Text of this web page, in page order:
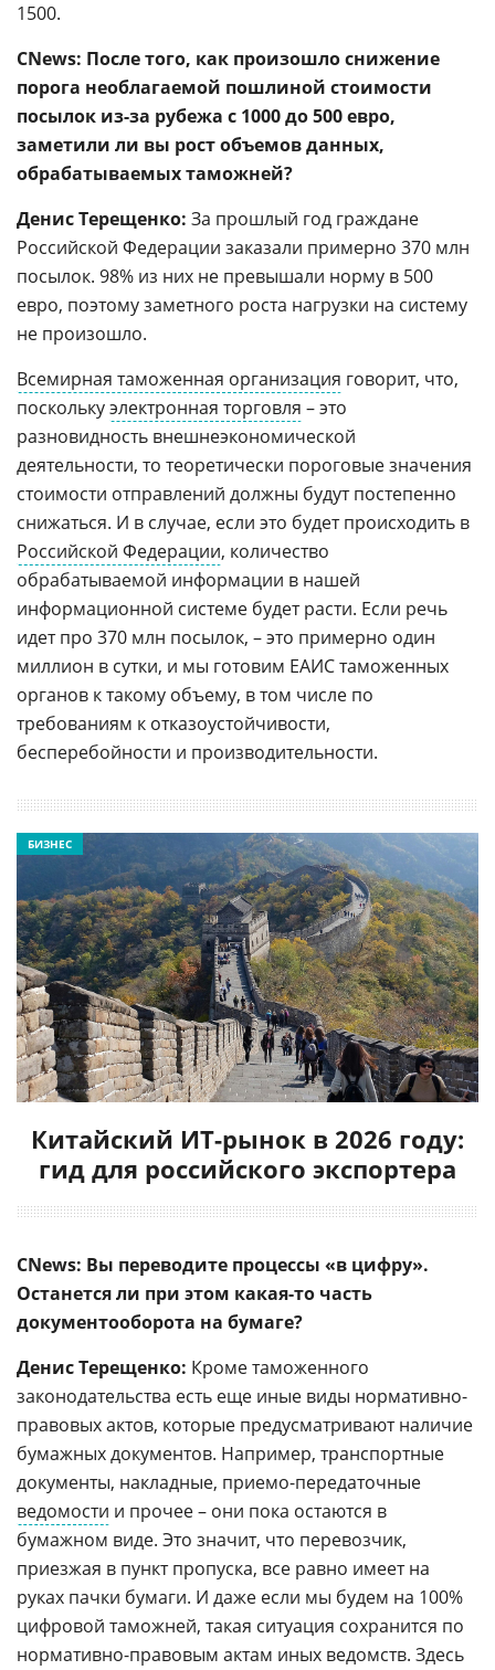
1500.
CNews: После того, как произошло снижение
порога необлагаемой пошлиной стоимости
посылок из-за рубежа с 1000 до 500 евро,
заметили ли вы рост объемов данных,
обрабатываемых таможней?
Денис Терещенко: За прошлый год граждане
Российской Федерации заказали примерно 370 млн
посылок. 98% из них не превышали норму в 500
евро, поэтому заметного роста нагрузки на систему
не произошло.
Всемирная таможенная организация говорит, что,
посколькуэлектронная торговля – это
разновидность внешнеэкономической
деятельности, то теоретически пороговые значения
стоимости отправлений должны будут постепенно
снижаться. И в случае, если это будет происходить в
Российской Федерации, количество
обрабатываемой информации в нашей
информационной системе будет расти. Если речь
идет про 370 млн посылок, – это примерно один
миллион в сутки, и мы готовим ЕАИС таможенных
органов к такому объему, в том числе по
требованиям к отказоустойчивости,
бесперебойности и производительности.
Китайский ИТ-рынок в 2026 году:
гид для российского экспортера
БИЗНЕС
CNews: Вы переводите процессы «в цифру».
Останется ли при этом какая-то часть
документооборота на бумаге?
Денис Терещенко: Кроме таможенного
законодательства есть еще иные виды нормативно-
правовых актов, которые предусматривают наличие
бумажных документов. Например, транспортные
документы, накладные, приемо-передаточные
ведомости и прочее – они пока остаются в
бумажном виде. Это значит, что перевозчик,
приезжая в пункт пропуска, все равно имеет на
руках пачки бумаги. И даже если мы будем на 100%
цифровой таможней, такая ситуация сохранится по
нормативно-правовым актам иных ведомств. Здесь